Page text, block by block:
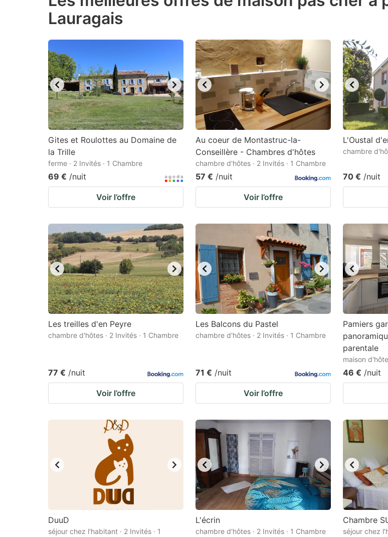
question
mark
get
the
keyboard
shortcuts
for
dates.
key
to
get
the
keyboard
shortcuts
changing
dates.
Lauragais
Gites et Roulottes au Domaine de
la Trille
ferme · 2 Invités · 1 Chambre
69 € /nuit
Voir l’offre
Au coeur de Montastruc-la-
Conseillère - Chambres d'hôtes
chambre d'hôtes · 2 Invités · 1 Chambre
57 € /nuit
Voir l’offre
L'Oustal
chambre
70 € /nuit
Les treilles d'en Peyre
chambre d'hôtes · 2 Invités · 1 Chambre
77 € /nuit
Voir l’offre
Les Balcons du Pastel
chambre d'hôtes · 2 Invités · 1 Chambre
71 € /nuit
Voir l’offre
Pamiers
parentale
maison
46 € /nuit
DuuD
séjour chez l'habitant · 2 Invités · 1
L'écrin
chambre d'hôtes · 2 Invités · 1 Chambre
Chambre
séjour chez